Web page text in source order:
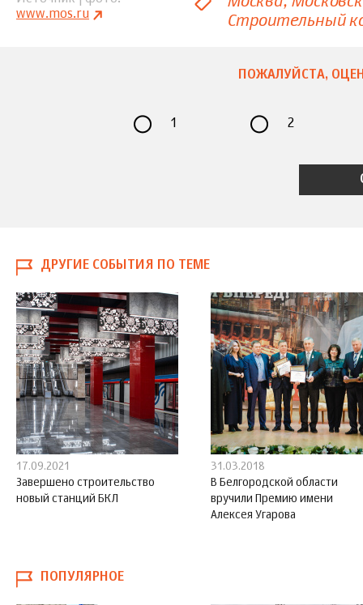
www.mos.ru
Строительный
ПОЖАЛУЙСТА,
1 2
ДРУГИЕ СОБЫТИЯ ПО ТЕМЕ
17.09.2021
Завершено строительство
новый станций БКЛ
31.03.2018
В Белгородской области
вручили Премию имени
Алексея Угарова
ПОПУЛЯРНОЕ